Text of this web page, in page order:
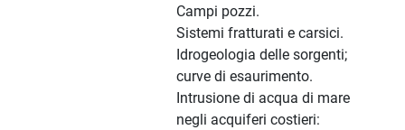
Campi pozzi.
Sistemi fratturati e carsici.
Idrogeologia delle sorgenti;
curve di esaurimento.
Intrusione di acqua di mare
negli acquiferi costieri: